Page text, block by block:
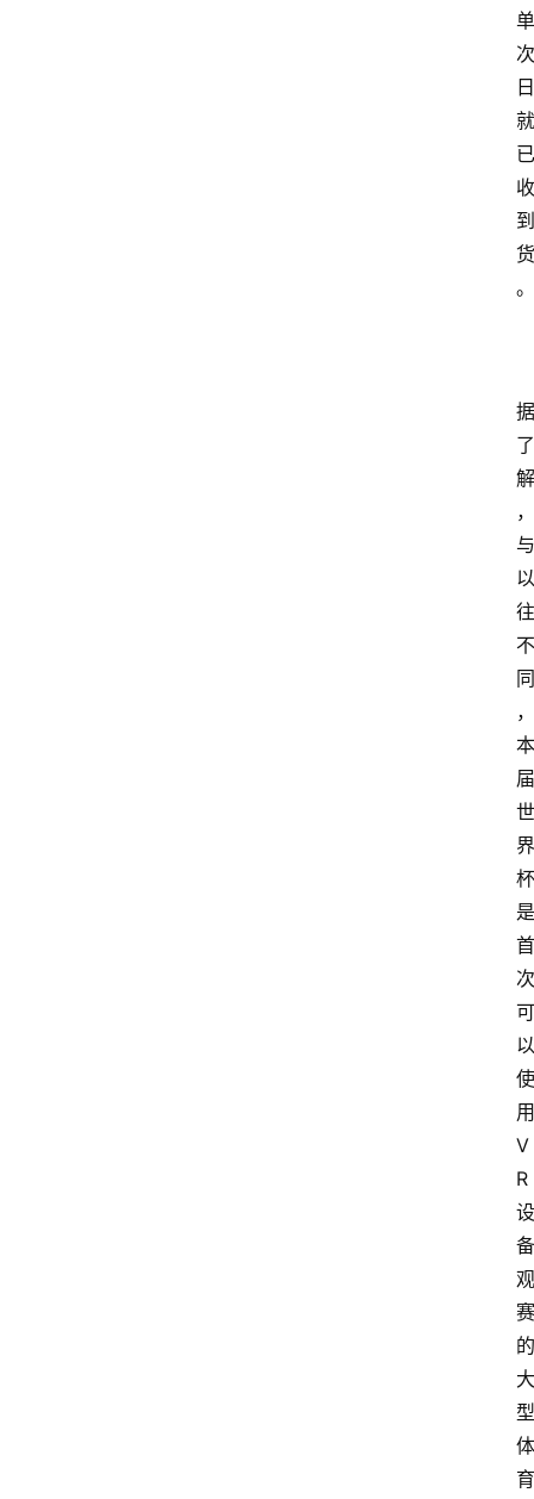
单
次
日
就
已
收
到
货
。
据
了
解
，
与
以
往
不
同
，
本
届
世
界
杯
是
首
次
可
以
使
用
V
R
设
备
观
赛
的
大
型
体
育